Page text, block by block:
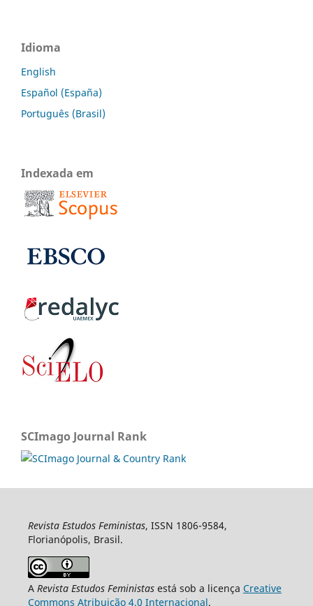
Idioma
English
Español (España)
Português (Brasil)
Indexada em
SCImago Journal Rank
Revista Estudos Feministas, ISSN 1806-9584,
Florianópolis, Brasil.
A Revista Estudos Feministasestá sob a licença Creative
Commons Atribuição 4.0 Internacional.